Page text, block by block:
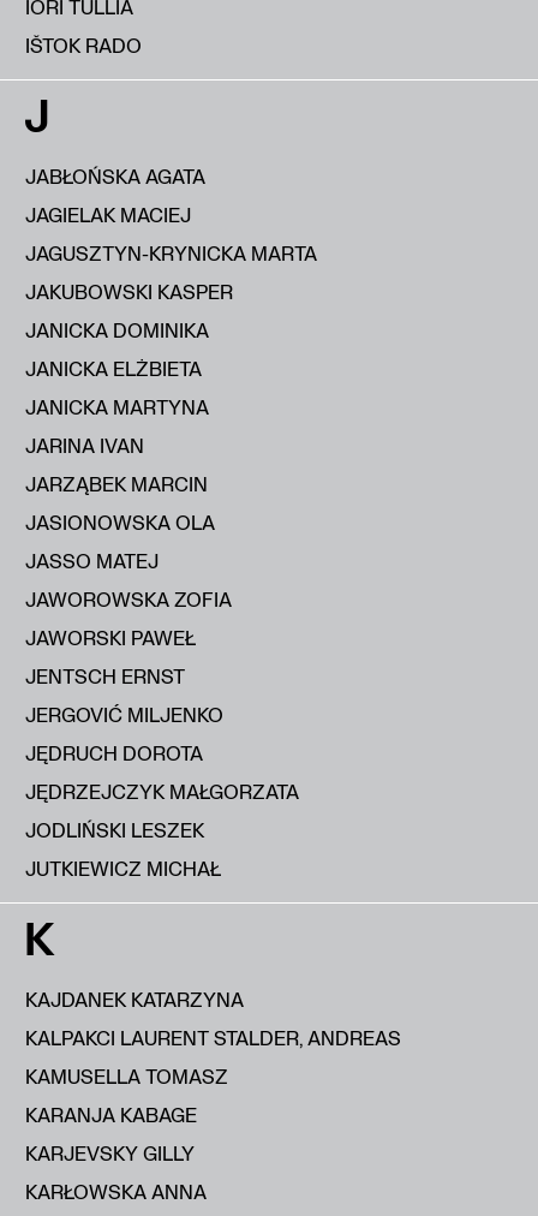
IORI TULLIA
IŠTOK RADO
J
JABŁOŃSKA AGATA
JAGIELAK MACIEJ
JAGUSZTYN-KRYNICKA MARTA
JAKUBOWSKI KASPER
JANICKA DOMINIKA
JANICKA ELŻBIETA
JANICKA MARTYNA
JARINA IVAN
JARZĄBEK MARCIN
JASIONOWSKA OLA
JASSO MATEJ
JAWOROWSKA ZOFIA
JAWORSKI PAWEŁ
JENTSCH ERNST
JERGOVIĆ MILJENKO
JĘDRUCH DOROTA
JĘDRZEJCZYK MAŁGORZATA
JODLIŃSKI LESZEK
JUTKIEWICZ MICHAŁ
K
KAJDANEK KATARZYNA
KALPAKCI LAURENT STALDER, ANDREAS
KAMUSELLA TOMASZ
KARANJA KABAGE
KARJEVSKY GILLY
KARŁOWSKA ANNA